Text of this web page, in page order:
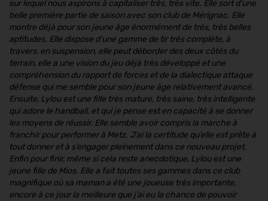
sur lequel nous aspirons à capitaliser très, très vite. Elle sort d’une
belle première partie de saison avec son club de Mérignac. Elle
montre déjà pour son jeune âge énormément de très, très belles
aptitudes. Elle dispose d’une gamme de tir très complète, à
travers, en suspension, elle peut déborder des deux côtés du
terrain, elle a une vision du jeu déjà très développé et une
compréhension du rapport de forces et de la dialectique attaque
défense qui me semble pour son jeune âge relativement avancé.
Ensuite, Lylou est une fille très mature, très saine, très intelligente
qui adore le handball, et qui je pense est en capacité à se donner
les moyens de réussir. Elle semble avoir compris la marche à
franchir pour performer à Metz. J’ai la certitude qu’elle est prête à
tout donner et à s’engager pleinement dans ce nouveau projet.
Enfin pour finir, même si cela reste anecdotique, Lylou est une
jeune fille de Mios. Elle a fait toutes ses gammes dans ce club
magnifique où sa maman a été une joueuse très importante,
encore à ce jour la meilleure que j’ai eu la chance de pouvoir